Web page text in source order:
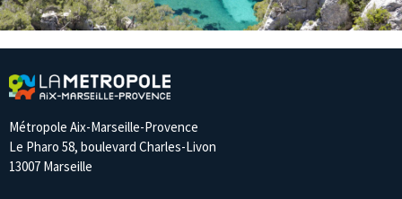
Métropole Aix-Marseille-Provence
Le Pharo 58, boulevard Charles-Livon
13007 Marseille